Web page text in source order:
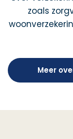
zoals
Meer